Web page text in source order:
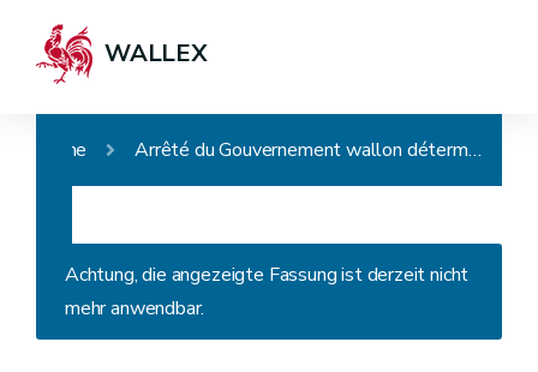
WALLEX
Home Arrêté du Gouvernement wallon déterminant les critères de salubrité, le caractère améliorable ou non des logements ainsi que les critères minimaux d'octroi de subventions
Achtung, die angezeigte Fassung ist derzeit nicht
mehr anwendbar.